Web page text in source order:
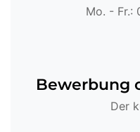
Mo. - Fr.:
Bewerbung
Der